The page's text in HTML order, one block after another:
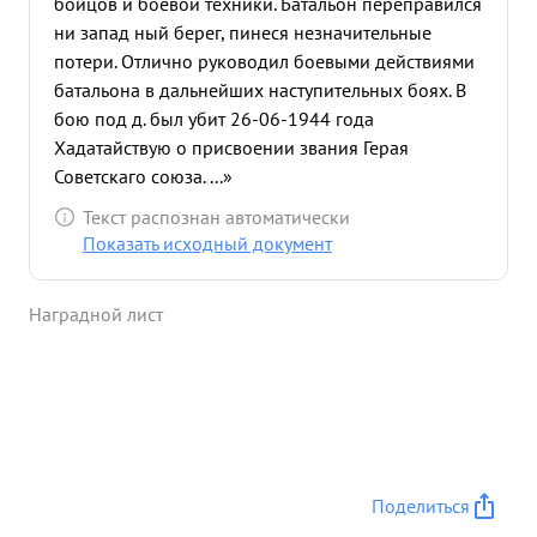
ни запад ный берег, пинеся незначительные
потери. Отлично руководил боевыми действиями
батальона в дальнейших наступительных боях. В
бою под д. был убит 26-06-1944 года
Хадатайствую о присвоении звания Герая
Советскаго союза. ...»
Текст распознан автоматически
Показать исходный документ
Наградной лист
Поделиться